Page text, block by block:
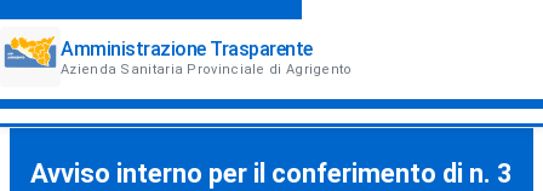
Amministrazione Trasparente
Azienda Sanitaria Provinciale di Agrigento
Avviso interno per il conferimento di n. 3